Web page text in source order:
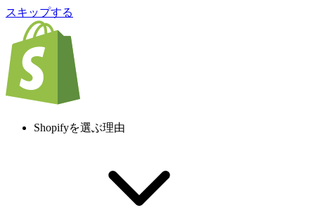
スキップする
Shopifyを選ぶ理由